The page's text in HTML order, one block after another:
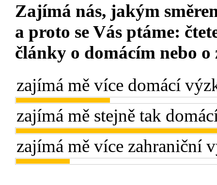
Zajímá nás, jakým
a proto se Vás ptáme:
články o domácím nebo
zajímá mě více domácí
zajímá mě stejně tak
zajímá mě více zahraniční